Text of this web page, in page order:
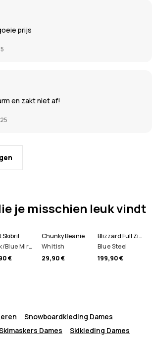
prijs
en zakt niet af!
je misschien leuk vindt
Skibril
Black/Blue Mirror
€
Chunky Beanie
Whitish
29,90 €
Blizzard Full Zip Snowboard jas Heren
Blue Steel
199,90 €
Snowboardkleding Dames
Dames
Skikleding Dames